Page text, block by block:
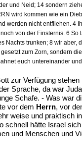
und Neid; 14 sondern
wird kommen wie ein
werden nicht entfliehen. 4
von der Finsternis. 6
Nachts trunken; 8 wir
zum Zorn, sondern
euch untereinander
zur Verfügung
Sprache, da war
Schafe. - Was war
vor dem Herrn, vor
weise und praktisch
schnell hätte Israel
und Menschen und